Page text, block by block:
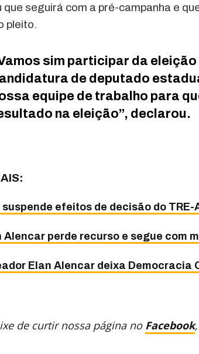
que seguirá com a pré-campanha e
pleito.
sim participar da
de deputado
equipe de trabalho para
na eleição”, declarou.
suspende efeitos de decisão do
Alencar perde recurso e segue com
Elan Alencar deixa Democracia
de curtir nossa página no Facebook